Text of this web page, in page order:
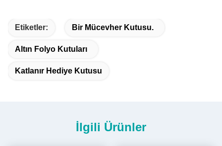
Etiketler: Bir Mücevher Kutusu.
Altın Folyo Kutuları
Katlanır Hediye Kutusu
İlgili Ürünler